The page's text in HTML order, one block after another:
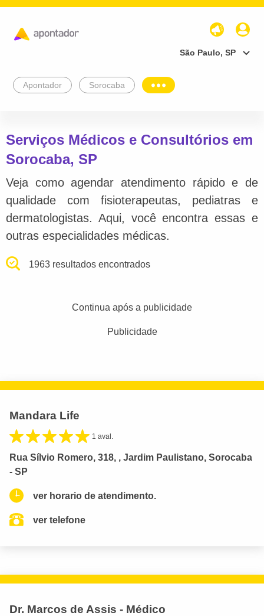
São Paulo, SP
Apontador Sorocaba
Serviços Médicos e Consultórios em
Sorocaba, SP
Veja como agendar atendimento rápido e de
qualidade com fisioterapeutas, pediatras e
dermatologistas. Aqui, você encontra essas e
outras especialidades médicas.
1963 resultados encontrados
Continua após a publicidade
Publicidade
Mandara Life
1 aval.
Rua Sílvio Romero, 318, , Jardim Paulistano, Sorocaba
- SP
ver horario de atendimento.
ver telefone
Dr. Marcos de Assis - Médico